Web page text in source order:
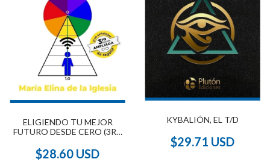
ELIGIENDO TU MEJOR
FUTURO DESDE CERO (3RA
$28.60 USD
KYBALIÓN, EL T/D
$29.71 USD